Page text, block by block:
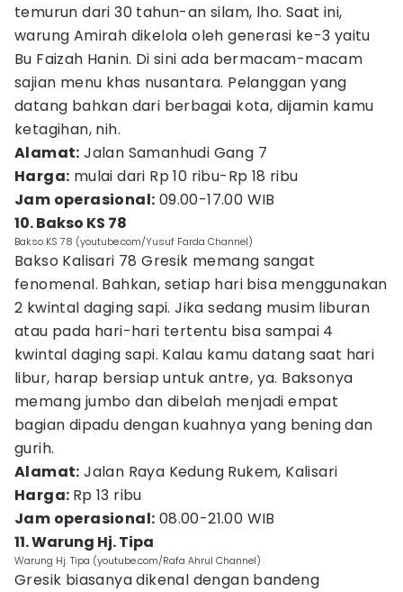
temurun dari 30 tahun-an silam, lho. Saat ini,
warung Amirah dikelola oleh generasi ke-3 yaitu
Bu Faizah Hanin. Di sini ada bermacam-macam
sajian menu khas nusantara. Pelanggan yang
datang bahkan dari berbagai kota, dijamin kamu
ketagihan, nih.
Alamat: Jalan Samanhudi Gang 7
Harga: mulai dari Rp 10 ribu-Rp 18 ribu
Jam operasional: 09.00-17.00 WIB
10. Bakso KS 78
Bakso KS 78 (youtube.com/Yusuf Farda Channel)
Bakso Kalisari 78 Gresik memang sangat
fenomenal. Bahkan, setiap hari bisa menggunakan
2 kwintal daging sapi. Jika sedang musim liburan
atau pada hari-hari tertentu bisa sampai 4
kwintal daging sapi. Kalau kamu datang saat hari
libur, harap bersiap untuk antre, ya. Baksonya
memang jumbo dan dibelah menjadi empat
bagian dipadu dengan kuahnya yang bening dan
gurih.
Alamat: Jalan Raya Kedung Rukem, Kalisari
Harga: Rp 13 ribu
Jam operasional: 08.00-21.00 WIB
11. Warung Hj. Tipa
Warung Hj. Tipa (youtube.com/Rafa Ahrul Channel)
Gresik biasanya dikenal dengan bandeng